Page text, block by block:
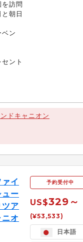
訪問
朝日
ベン
ント
ドキャニオン
イ
ュー
ア
オ
予約受付中
US$329～
(¥53,533)
日本語